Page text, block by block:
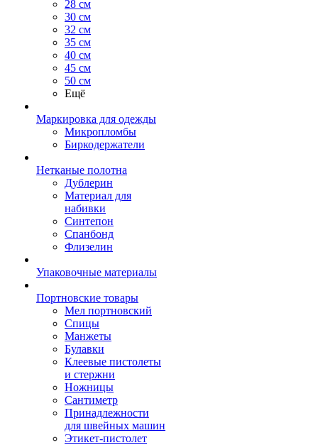
28 см
30 см
32 см
35 см
40 см
45 см
50 см
Ещё
Маркировка для одежды
Микропломбы
Биркодержатели
Нетканые полотна
Дублерин
Материал для
набивки
Синтепон
Спанбонд
Флизелин
Упаковочные материалы
Портновские товары
Мел портновский
Спицы
Манжеты
Булавки
Клеевые пистолеты
и стержни
Ножницы
Сантиметр
Принадлежности
для швейных машин
Этикет-пистолет